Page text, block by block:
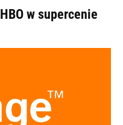
w supercenie